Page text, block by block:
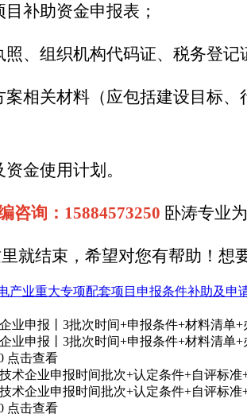
补助资金申报表；
照、组织机构代码证、税务登
案相关材料（应包括建设目标
金使用计划。
咨询：15884573250 卧涛专业
就结束，希望对您有帮助！
产业重大专项配套项目申报条件补助及申
业申报丨3批次时间+申报条件+材料清单+
业申报丨3批次时间+申报条件+材料清单+
点击查看
术企业申报时间批次+认定条件+自评标
术企业申报时间批次+认定条件+自评标
点击查看